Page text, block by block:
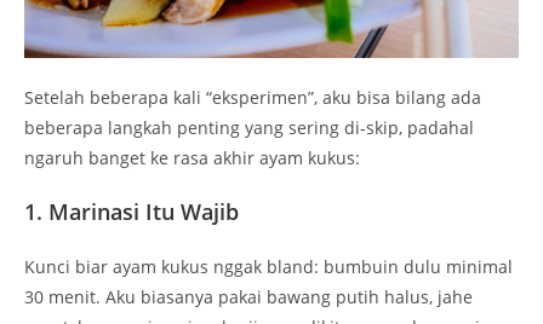
Setelah beberapa kali “eksperimen”, aku bisa bilang ada
beberapa langkah penting yang sering di-skip, padahal
ngaruh banget ke rasa akhir ayam kukus:
1. Marinasi Itu Wajib
Kunci biar ayam kukus nggak bland: bumbuin dulu minimal
30 menit. Aku biasanya pakai bawang putih halus, jahe